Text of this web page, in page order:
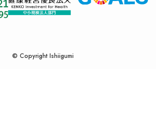
© Copyright Ishiigumi